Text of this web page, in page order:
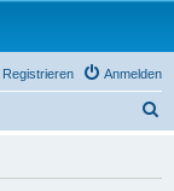
Anmelden
Registrieren